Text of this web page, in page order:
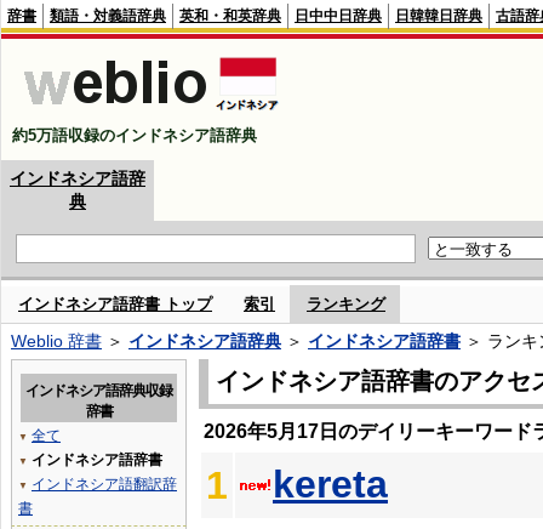
辞書 類語・対義語辞典 英和・和英辞典 日中中日辞典 日韓韓日辞典 古語辞
約5万語収録のインドネシア語辞典
インドネシア語辞
典
インドネシア語辞書 トップ 索引 ランキング
Weblio 辞書 ＞ インドネシア語辞典 ＞ インドネシア語辞書 ＞ ランキ
インドネシア語辞書のアクセ
2026年5月17日のデイリーキーワード
1
kereta
インドネシア語辞典収録
辞書
▼ 全て
▼ インドネシア語辞書
▼
インドネシア語翻訳辞
書